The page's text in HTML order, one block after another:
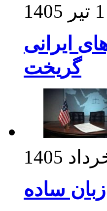
1 تیر 1405
ایرانی
گریخت
زبان ساده